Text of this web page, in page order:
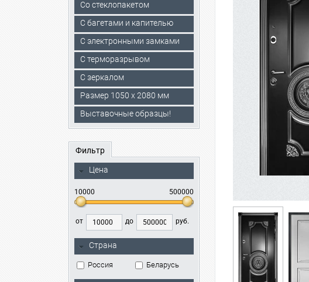
Со стеклопакетом
С багетами и капителью
C электронными замками
С терморазрывом
С зеркалом
Размер 1050 х 2080 мм
Выставочные образцы!
Фильтр
Цена
10000 500000
от до руб.
Страна
Россия Беларусь